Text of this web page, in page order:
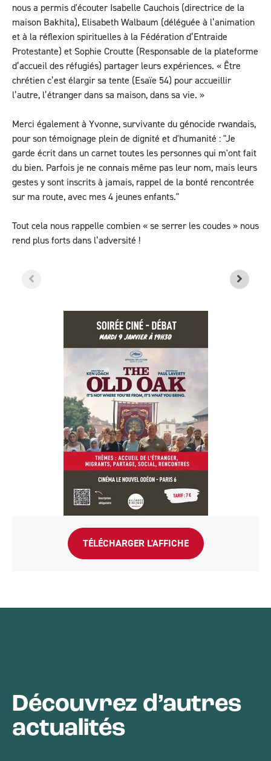
nous a permis d'écouter Isabelle Cauchois (directrice de la
maison Bakhita), Elisabeth Walbaum (déléguée à l’animation
et à la réflexion spirituelles à la Fédération d’Entraide
Protestante) et Sophie Croutte (Responsable de la plateforme
d’accueil des réfugiés) partager leurs expériences. « Être
chrétien c’est élargir sa tente (Esaïe 54) pour accueillir
l’autre, l’étranger dans sa maison, dans sa vie. »
Merci également à Yvonne, survivante du génocide rwandais,
pour son témoignage plein de dignité et d'humanité : "Je
garde écrit dans un carnet toutes les personnes qui m'ont fait
du bien. Parfois je ne connais même pas leur nom, mais leurs
gestes y sont inscrits à jamais, rappel de la bonté rencontrée
sur ma route, avec mes 4 jeunes enfants."
Tout cela nous rappelle combien « se serrer les coudes » nous
rend plus forts dans l’adversité !
TÉLÉCHARGER L'AFFICHE
Découvrez d’autres
actualités